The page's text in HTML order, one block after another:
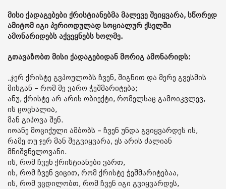
მისი ქადაგებები ქრისტიანებმა მალევე შეიყვარა, სწორედ
ამიტომ იგი პერიოდულად სოციალურ ქსელში
ამონარიდებს აქვეყნებს ხოლმე.
გთავაზობთ მისი ქადაგებიდან მორიგ ამონარიდს:
„ჯერ ქრისტე გვპოულობს ჩვენ, შიგნით და მერე გვესმის
მისგან – რომ მე ვარო ჭეშმარიტება;
ანუ, ქრისტე არ არის ობიექტი, რომელსაც გამოიკვლევ,
ის ცოცხალია,
მან გიპოვა შენ.
იოანე მოციქული ამბობს – ჩვენ უნდა გვიყვარდეს ის,
რამე თუ ჯერ მან შეგვიყვარა, ეს არის ძალიან
მნიშვნელოვანი.
ის, რომ ჩვენ ქრისტიანები ვართ,
ის, რომ ჩვენ ვიცით, რომ ქრისტე ჭეშმარიტებაა,
ის, რომ ვცდილობთ, რომ ჩვენ იგი გვიყვარდეს,